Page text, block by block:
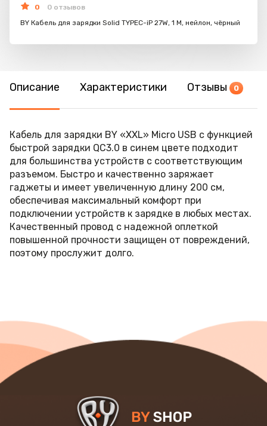
0
0 отзывов
BY Кабель для зарядки Solid TYPEC-iP 27W, 1 M, нейлон, чёрный
Описание Характеристики Отзывы 0
Кабель для зарядки BY «XXL» Micro USB с функцией
быстрой зарядки QC3.0 в синем цвете подходит
для большинства устройств с соответствующим
разъемом. Быстро и качественно заряжает
гаджеты и имеет увеличенную длину 200 см,
обеспечивая максимальный комфорт при
подключении устройств к зарядке в любых местах.
Качественный провод с надежной оплеткой
повышенной прочности защищен от повреждений,
поэтому прослужит долго.